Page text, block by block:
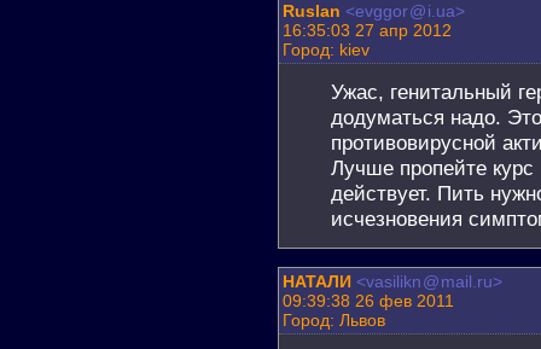
Ruslan <evggor@i.ua>
16:35:03 27 апр 2012
Город: kiev
Ужас, генитальный
додуматься надо.
противовирусной
Лучше пропейте курс
действует. Пить
исчезновения
НАТАЛИ <vasilikn@mail.ru>
09:39:38 26 фев 2011
Город: Львов